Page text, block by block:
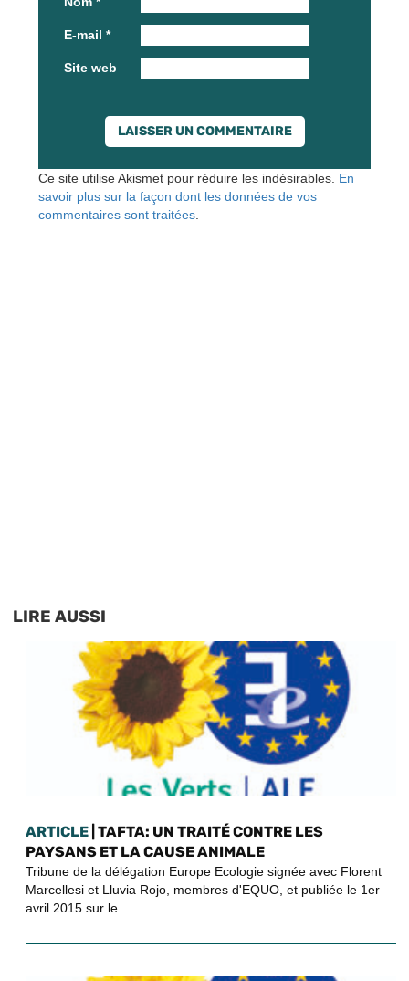
E-mail *
Site web
Ce site utilise Akismet pour réduire les indésirables. En
savoir plus sur la façon dont les données de vos
commentaires sont traitées
LIRE AUSSI
ARTICLE | TAFTA: UN TRAITÉ CONTRE LES
PAYSANS ET LA CAUSE ANIMALE
Tribune de la délégation Europe Ecologie signée avec Florent
Marcellesi et Lluvia Rojo, membres d'EQUO, et publiée le 1er
avril 2015 sur le...